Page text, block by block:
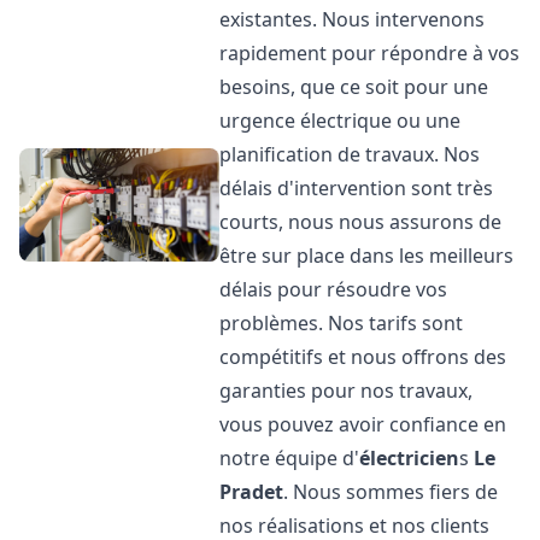
existantes. Nous intervenons
rapidement pour répondre à vos
besoins, que ce soit pour une
urgence électrique ou une
planification de travaux. Nos
délais d'intervention sont très
courts, nous nous assurons de
être sur place dans les meilleurs
délais pour résoudre vos
problèmes. Nos tarifs sont
compétitifs et nous offrons des
garanties pour nos travaux,
vous pouvez avoir confiance en
notre équipe d'électriciens Le
Pradet. Nous sommes fiers de
nos réalisations et nos clients